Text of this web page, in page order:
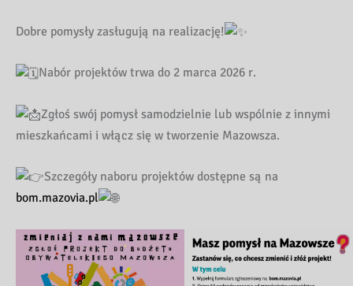
Dobre pomysły zasługują na realizację!
Nabór projektów trwa do 2 marca 2026 r.
Zgłoś swój pomysł samodzielnie lub wspólnie z innymi
mieszkańcami i włącz się w tworzenie Mazowsza.
Szczegóły naboru projektów dostępne są na
bom.mazovia.pl